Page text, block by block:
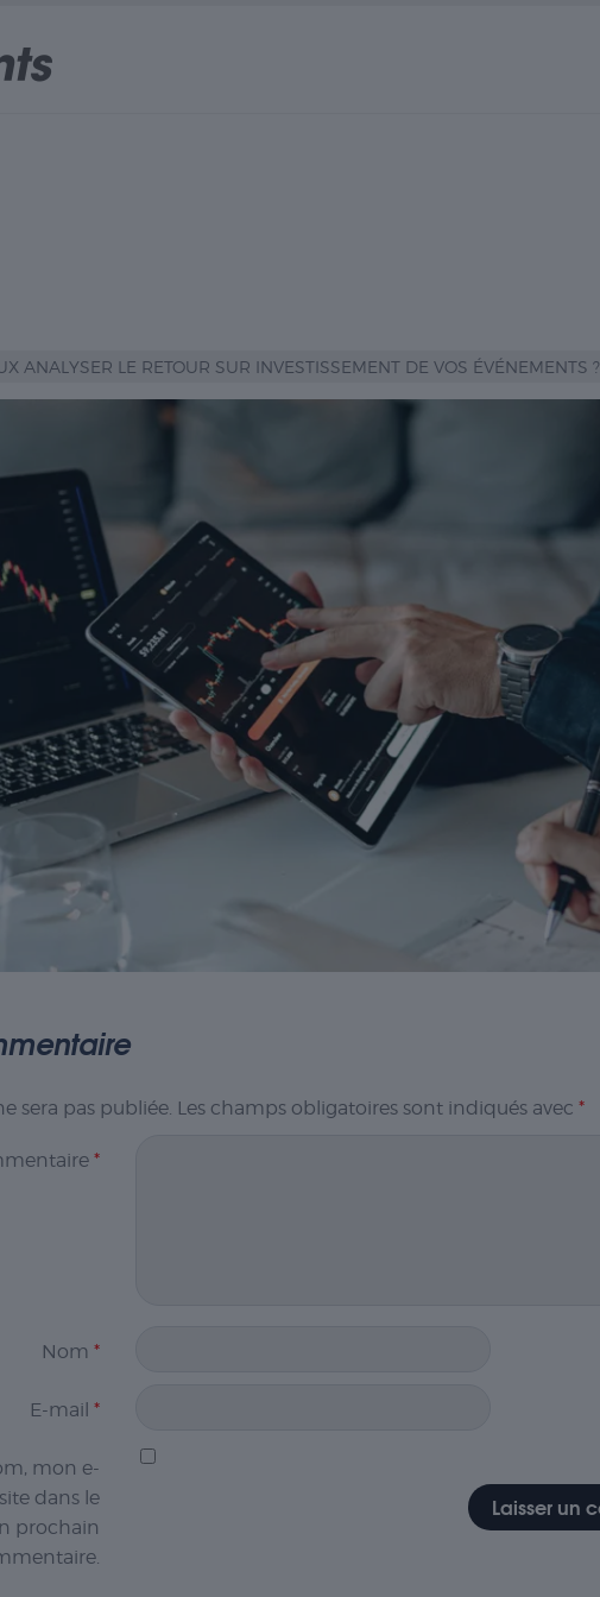
ANALYSER LE RETOUR SUR INVESTISSEMENT DE VOS ÉVÉNEMENTS ?
sera pas publiée. Les champs obligatoires sont indiqués avec *
*
Nom *
E-mail *
mon e-
dans le
prochain